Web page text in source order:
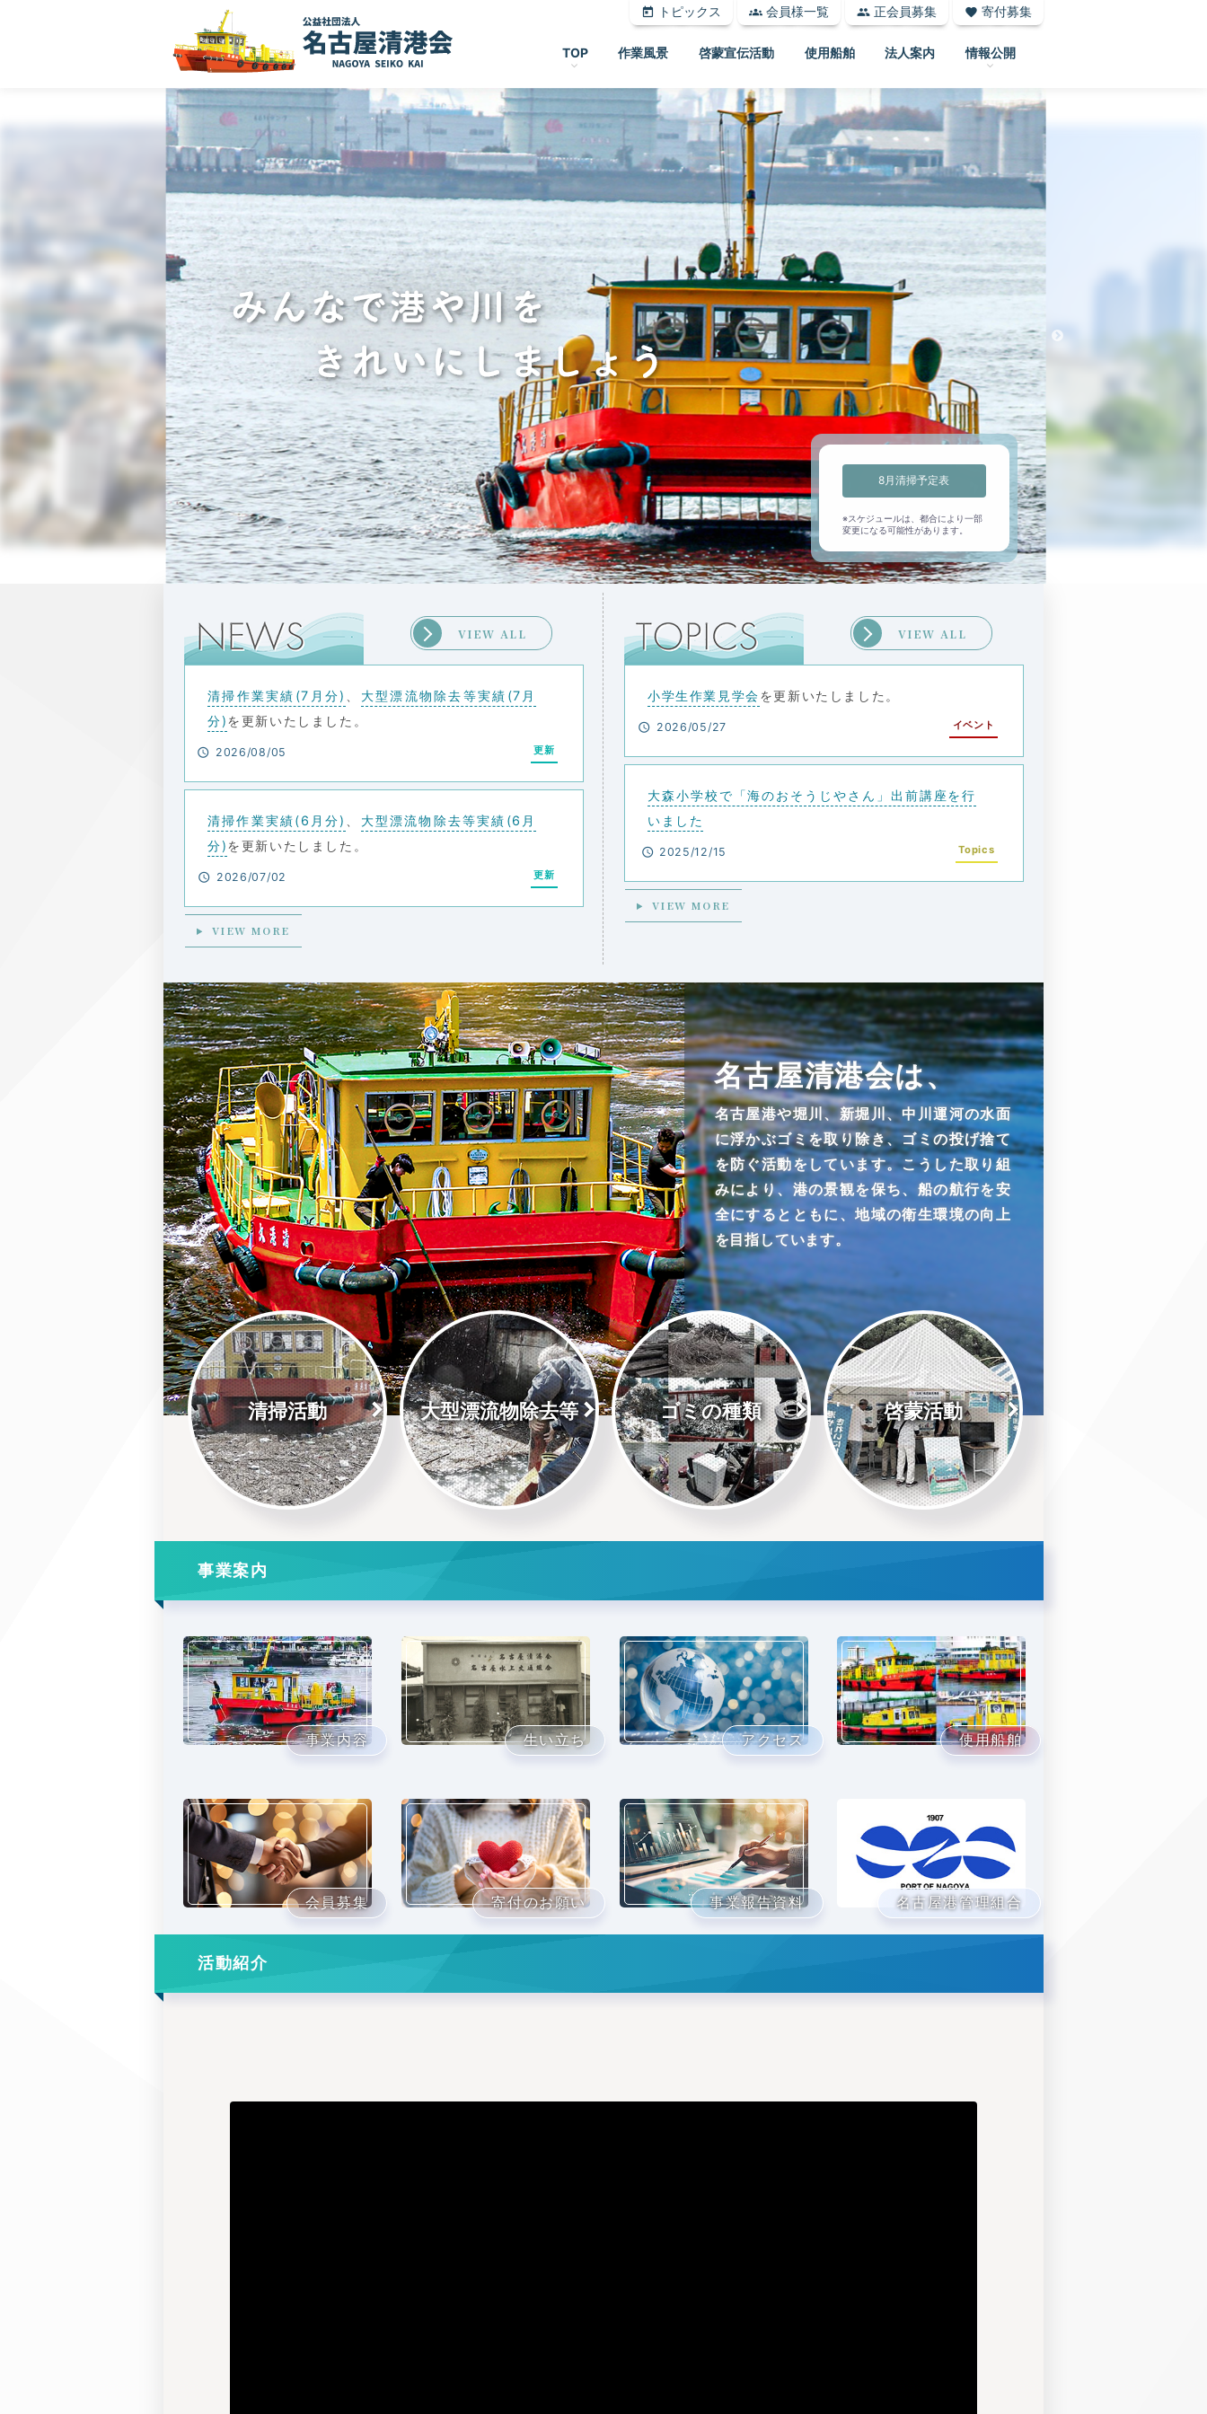
today トピックス groups 会員様一覧 group 正会員募集 favorite 寄付募集
TOP 作業風景 啓蒙宣伝活動 使用船舶 法人案内 情報公開
8月清掃予定表
※スケジュールは、都合により⼀部
変更になる可能性があります。
VIEW ALL
2026/08/05 更新
清掃作業実績(7月分)
大型漂流物除去等実績(7月
分)を更新いたしました。
2026/07/02 更新
清掃作業実績(6月分)
大型漂流物除去等実績(6月
分)を更新いたしました。
VIEW MORE
VIEW ALL
2026/05/27 イベント
小学生作業見学会を更新いたしました。
2025/12/15 Topics
大森小学校で「海のおそうじやさん」出前講座を行
いました
VIEW MORE
名古屋清港会は、
名古屋港や堀川、新堀川、中川運河の水面
に浮かぶゴミを取り除き、ゴミの投げ捨て
を防ぐ活動をしています。こうした取り組
みにより、港の景観を保ち、船の航行を安
全にするとともに、地域の衛生環境の向上
を目指しています。
清掃活動 大型漂流物除去等 ゴミの種類 啓蒙活動
事業案内
事業内容 生い立ち アクセス 使用船舶
会員募集 寄付のお願い 事業報告資料 名古屋港管理組合
活動紹介